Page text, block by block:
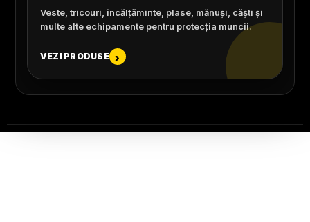
Veste, tricouri, încălțăminte, plase, mănuși, căști și
multe alte echipamente pentru protecția muncii.
VEZI PRODUSE ›